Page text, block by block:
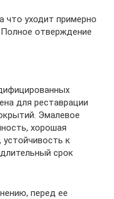
что уходит примерно
отверждение
для реставрации
Эмалевое
хорошая
устойчивость к
срок
перед ее